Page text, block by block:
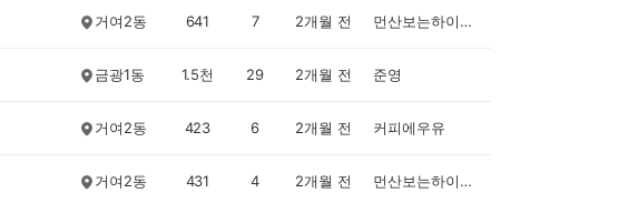
거여2동 641 7 2개월 전 먼산보는하이바라
금광1동 1.5천 29 2개월 전 준영
거여2동 423 6 2개월 전 커피에우유
거여2동 431 4 2개월 전 먼산보는하이바라